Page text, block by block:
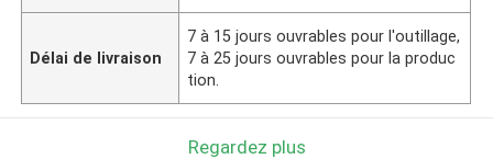
Délai de livraison
7 à 15 jours ouvrables pour l'outillage,
7 à 25 jours ouvrables pour la produc
tion.
Regardez plus